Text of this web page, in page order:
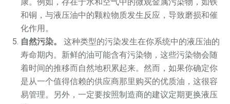
和铜，与液压油中的颗粒物质发生反应，导致磨损和催
化作用。
自然污染。
这种类型的污染发生在你系统中的液压油的
寿命期内。新鲜的油可能含有污染物，这些污染物会随
着时间的推移而自然地积累起来。然而，如果你确定你
是从一个值得信赖的供应商那里购买的优质油，这很容
易管理。另外，一定要按照制造商的建议定期更换液压